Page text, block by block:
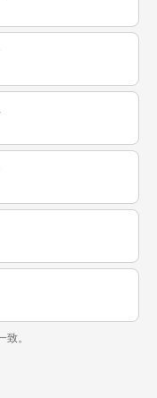
。